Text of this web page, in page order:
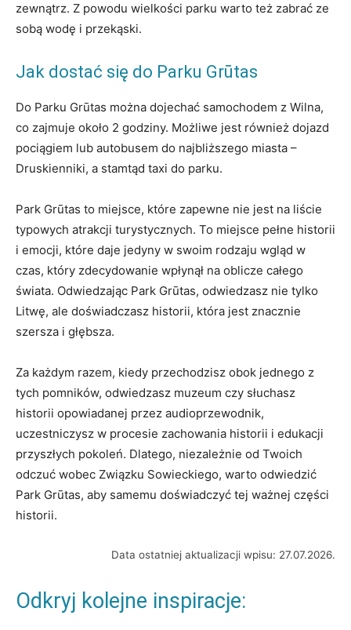
zewnątrz. Z powodu wielkości parku warto też zabrać ze
sobą wodę i przekąski.
Jak dostać się do Parku Grūtas
Do Parku Grūtas można dojechać samochodem z Wilna,
co zajmuje około 2 godziny. Możliwe jest również dojazd
pociągiem lub autobusem do najbliższego miasta –
Druskienniki, a stamtąd taxi do parku.
Park Grūtas to miejsce, które zapewne nie jest na liście
typowych atrakcji turystycznych. To miejsce pełne historii
i emocji, które daje jedyny w swoim rodzaju wgląd w
czas, który zdecydowanie wpłynął na oblicze całego
świata. Odwiedzając Park Grūtas, odwiedzasz nie tylko
Litwę, ale doświadczasz historii, która jest znacznie
szersza i głębsza.
Za każdym razem, kiedy przechodzisz obok jednego z
tych pomników, odwiedzasz muzeum czy słuchasz
historii opowiadanej przez audioprzewodnik,
uczestniczysz w procesie zachowania historii i edukacji
przyszłych pokoleń. Dlatego, niezależnie od Twoich
odczuć wobec Związku Sowieckiego, warto odwiedzić
Park Grūtas, aby samemu doświadczyć tej ważnej części
historii.
Data ostatniej aktualizacji wpisu: 27.07.2026.
Odkryj kolejne inspiracje: